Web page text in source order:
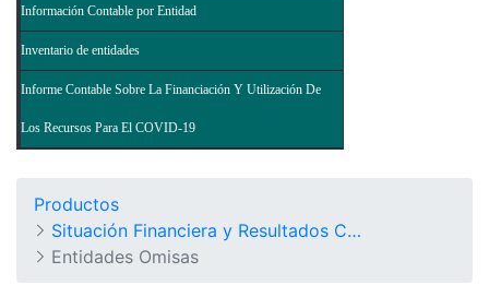
Información Contable por Entidad
Inventario de entidades
Informe Contable Sobre La Financiación Y Utilización De
Los Recursos Para El COVID-19
Productos
Situación Financiera y Resultados Consolidados del Nivel Nacional - Balance General de la Nación y Otros Informes
Entidades Omisas